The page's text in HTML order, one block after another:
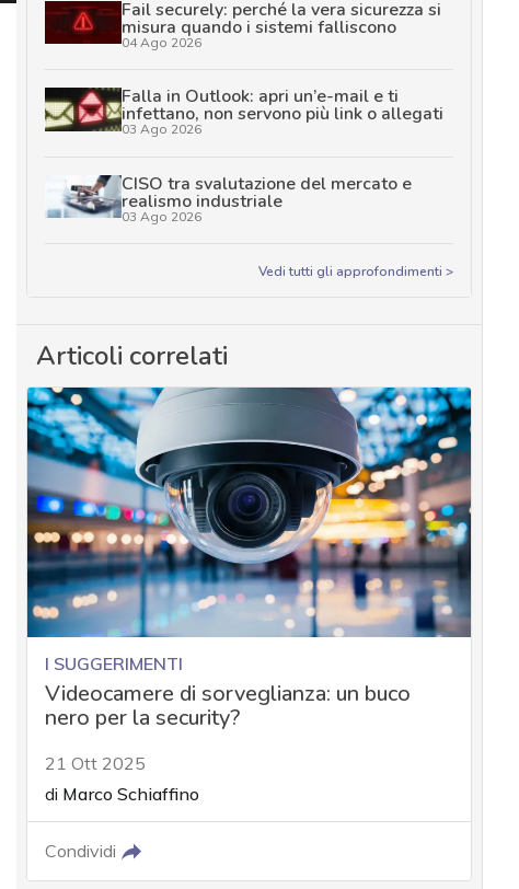
Fail securely: perché la vera sicurezza si
misura quando i sistemi falliscono
04 Ago 2026
Falla in Outlook: apri un’e-mail e ti
infettano, non servono più link o allegati
03 Ago 2026
CISO tra svalutazione del mercato e
realismo industriale
03 Ago 2026
Vedi tutti gli approfondimenti >
Articoli correlati
I SUGGERIMENTI
Videocamere di sorveglianza: un buco
nero per la security?
21 Ott 2025
di Marco Schiaffino
Condividi